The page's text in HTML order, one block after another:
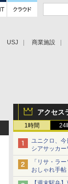
USJ 商業施設
アクセス
1時間 24
ユニクロ、
シアサッカ
ショーツは
「リサ・ラ
おしゃれ手
ザイン